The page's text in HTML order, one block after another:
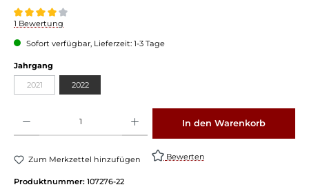
Durchschnittliche Bewertung von 4 von 5 Sternen
1 Bewertung
Sofort verfügbar, Lieferzeit: 1-3 Tage
Jahrgang
2021 2022
In den Warenkorb
Zum Merkzettel hinzufügen Bewerten
Produktnummer: 107276-22